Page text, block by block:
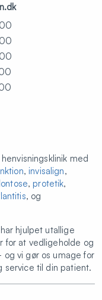
med
, invisalign,
, protetik,
, og
hjulpet utallige
for at vedligeholde og
vi gør os umage for
service til din patient.